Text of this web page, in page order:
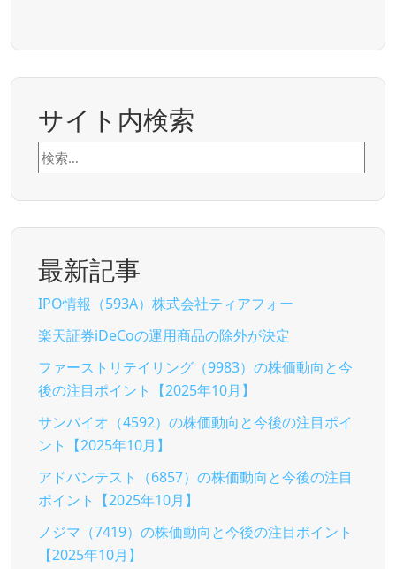
サイト内検索
検
索:
最新記事
IPO情報（593A）株式会社ティアフォー
楽天証券iDeCoの運用商品の除外が決定
ファーストリテイリング（9983）の株価動向と今
後の注目ポイント【2025年10月】
サンバイオ（4592）の株価動向と今後の注目ポイ
ント【2025年10月】
アドバンテスト（6857）の株価動向と今後の注目
ポイント【2025年10月】
ノジマ（7419）の株価動向と今後の注目ポイント
【2025年10月】